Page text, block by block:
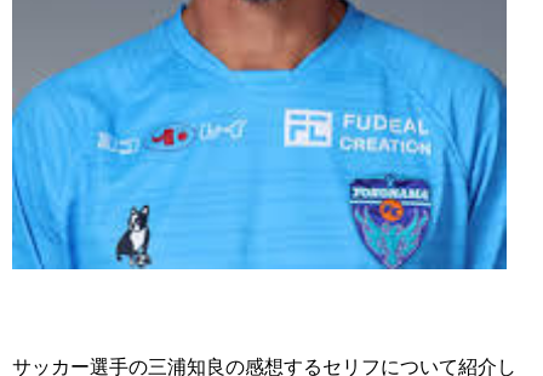
サッカー選手の三浦知良の感想するセリフについて紹介し